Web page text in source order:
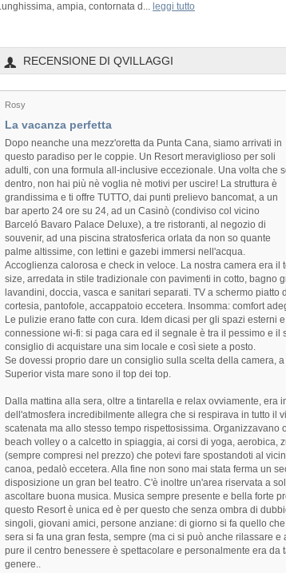
Lunghissima, ampia, contornata d
leggi tutto
RECENSIONE DI QVILLAGGI
Rosy
La vacanza perfetta
Dopo neanche una mezz'oretta da Punta Cana, siamo arrivati in
questo paradiso per le coppie. Un Resort meraviglioso per soli
adulti, con una formula all-inclusive eccezionale. Una volta che
dentro, non hai più nè voglia nè motivi per uscire! La struttura è
grandissima e ti offre TUTTO, dai punti prelievo bancomat, a un
bar aperto 24 ore su 24, ad un Casinò (condiviso col vicino
Barceló Bavaro Palace Deluxe), a tre ristoranti, al negozio di
souvenir, ad una piscina stratosferica orlata da non so quante
palme altissime, con lettini e gazebi immersi nell'acqua.
Accoglienza calorosa e check in veloce. La nostra camera era il
size, arredata in stile tradizionale con pavimenti in cotto, bagno
lavandini, doccia, vasca e sanitari separati. TV a schermo piatto
cortesia, pantofole, accappatoio eccetera. Insomma: comfort
Le pulizie erano fatte con cura. Idem dicasi per gli spazi esterni
connessione wi-fi: si paga cara ed il segnale è tra il pessimo e il
consiglio di acquistare una sim locale e così siete a posto.
Se dovessi proprio dare un consiglio sulla scelta della camera,
Superior vista mare sono il top dei top.
Dalla mattina alla sera, oltre a tintarella e relax ovviamente, era
dell'atmosfera incredibilmente allegra che si respirava in tutto il
scatenata ma allo stesso tempo rispettosissima. Organizzavano
beach volley o a calcetto in spiaggia, ai corsi di yoga, aerobica,
(sempre compresi nel prezzo) che potevi fare spostandoti al
canoa, pedalò eccetera. Alla fine non sono mai stata ferma un
disposizione un gran bel teatro. C'è inoltre un'area riservata a
ascoltare buona musica. Musica sempre presente e bella forte
questo Resort è unica ed è per questo che senza ombra di
singoli, giovani amici, persone anziane: di giorno si fa quello
sera si fa una gran festa, sempre (ma ci si può anche rilassare e
pure il centro benessere è spettacolare e personalmente era da
genere..